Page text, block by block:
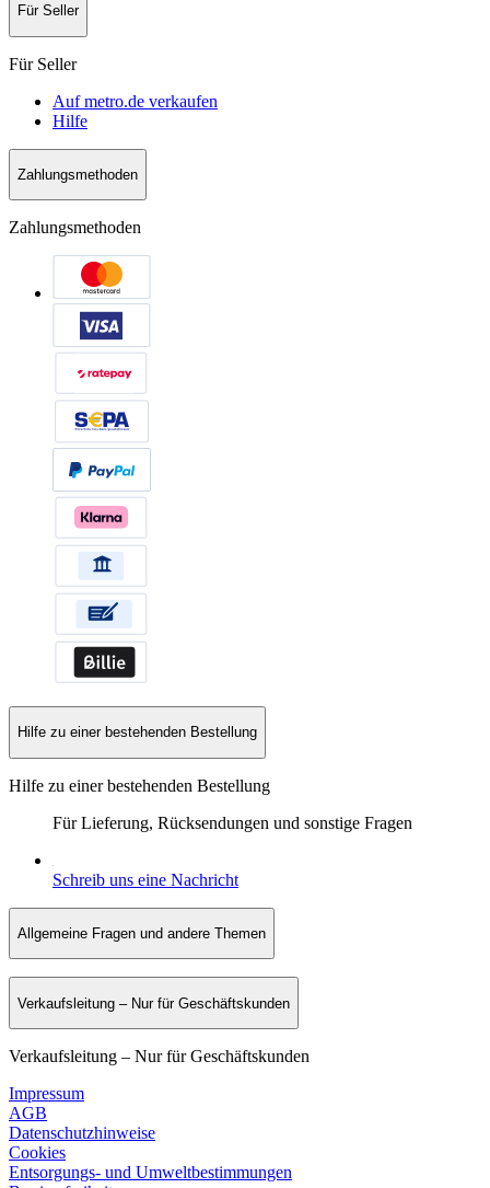
Für Seller
Für Seller
Auf metro.de verkaufen
Hilfe
Zahlungsmethoden
Zahlungsmethoden
Hilfe zu einer bestehenden Bestellung
Hilfe zu einer bestehenden Bestellung
Für Lieferung, Rücksendungen und sonstige Fragen
Schreib uns eine Nachricht
Allgemeine Fragen und andere Themen
Verkaufsleitung – Nur für Geschäftskunden
Verkaufsleitung – Nur für Geschäftskunden
Impressum
AGB
Datenschutzhinweise
Cookies
Entsorgungs- und Umweltbestimmungen